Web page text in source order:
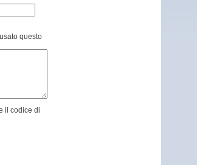
questo
il codice di